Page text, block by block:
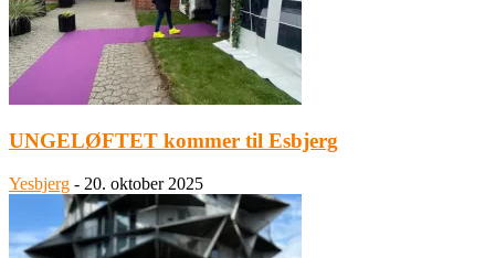
UNGELØFTET kommer til Esbjerg
Yesbjerg - 20. oktober 2025